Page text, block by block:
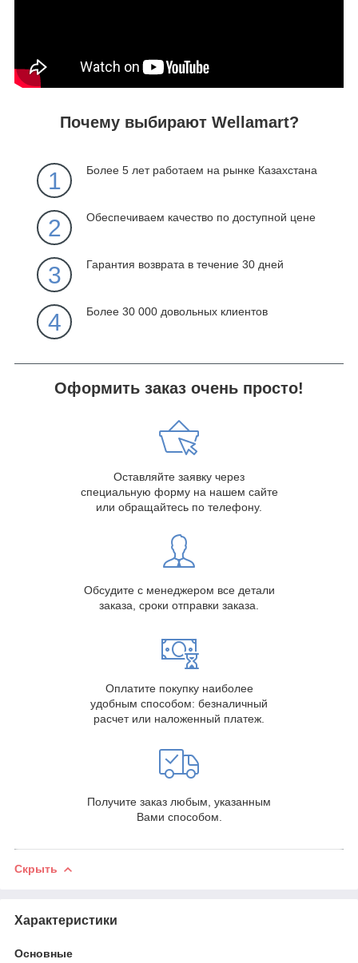
Почему выбирают Wellamart?
1 Более 5 лет работаем на рынке Казахстана
2 Обеспечиваем качество по доступной цене
3 Гарантия возврата в течение 30 дней
4 Более 30 000 довольных клиентов
Оформить заказ очень просто!
Оставляйте заявку через
специальную форму на нашем сайте
или обращайтесь по телефону.
Обсудите с менеджером все детали
заказа, сроки отправки заказа.
Оплатите покупку наиболее
удобным способом: безналичный
расчет или наложенный платеж.
Получите заказ любым, указанным
Вами способом.
Скрыть
Характеристики
Основные